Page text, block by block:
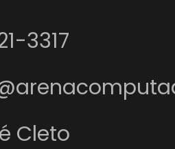
3317
Cleto